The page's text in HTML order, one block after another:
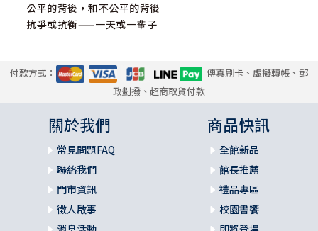
公平的背後，和不公平的背後
抗爭或抗衡——一天或一輩子
付款方式：
傳真刷卡、虛擬轉帳、郵
政劃撥、超商取貨付款
關於我們
常見問題FAQ
聯絡我們
門市資訊
徵人啟事
商品快訊
全館新品
館長推薦
禮品專區
校園書饗